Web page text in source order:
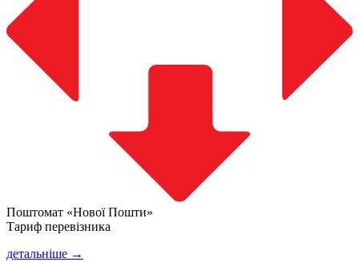
Поштомат «Нової Пошти»
Тариф перевізника
детальніше →